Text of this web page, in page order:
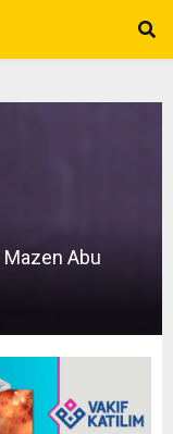
Mazen Abu